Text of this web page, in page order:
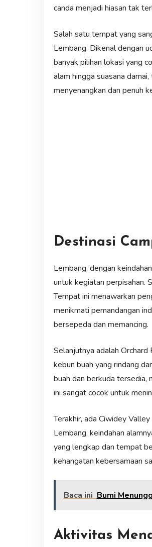
canda menjadi hiasan tak
Salah satu tempat yang
Lembang. Dikenal dengan
banyak pilihan lokasi yang
alam hingga suasana
menyenangkan dan penuh
Destinasi
Lembang, dengan
untuk kegiatan perpisahan.
Tempat ini menawarkan
menikmati pemandangan
bersepeda dan memancing.
Selanjutnya adalah
kebun buah yang rindang
buah dan berkuda tersedia,
ini sangat cocok untuk
Terakhir, ada Ciwidey
Lembang, keindahan
yang lengkap dan tempat
kehangatan kebersamaan
Baca ini Bumi
Aktivitas